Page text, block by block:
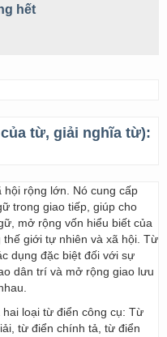
hết
từ, giải nghĩa từ):
rộng lớn. Nó cung cấp
trong giao tiếp, giúp cho
mở rộng vốn hiểu biết của
giới tự nhiên và xã hội. Từ
dụng đặc biệt đối với sự
dân trí và mở rộng giao lưu
loại từ điển công cụ: Từ
từ điển chính tả, từ điển